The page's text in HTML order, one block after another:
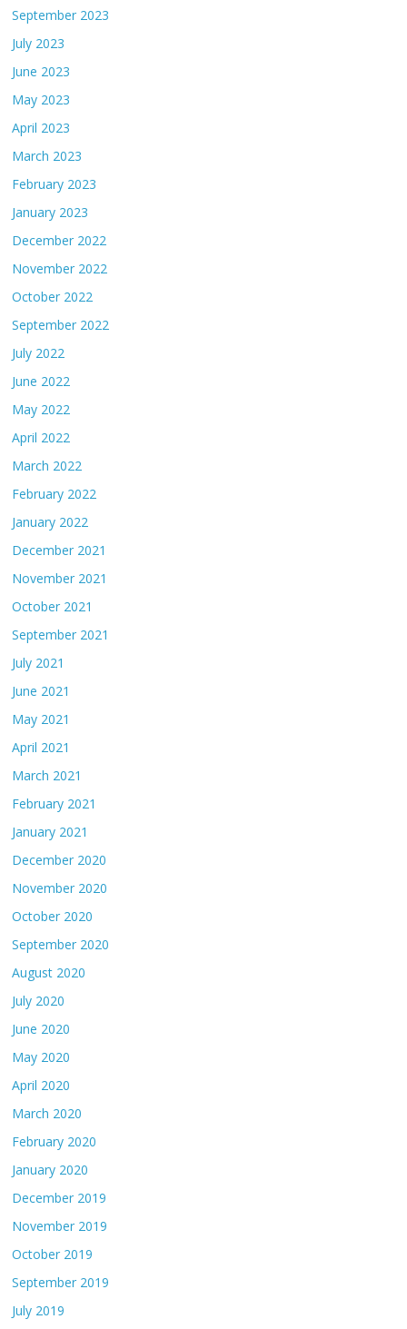
September 2023
July 2023
June 2023
May 2023
April 2023
March 2023
February 2023
January 2023
December 2022
November 2022
October 2022
September 2022
July 2022
June 2022
May 2022
April 2022
March 2022
February 2022
January 2022
December 2021
November 2021
October 2021
September 2021
July 2021
June 2021
May 2021
April 2021
March 2021
February 2021
January 2021
December 2020
November 2020
October 2020
September 2020
August 2020
July 2020
June 2020
May 2020
April 2020
March 2020
February 2020
January 2020
December 2019
November 2019
October 2019
September 2019
July 2019